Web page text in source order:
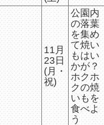
11月
23日
(月・
祝)
公園内
の落葉
を集め
て焼い
もはい
かが？
ホクホ
クの焼
いもを
食べよ
う